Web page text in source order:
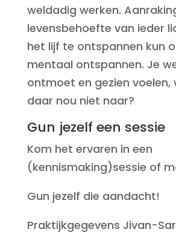
weldadig werken.
levensbehoefte van ieder
het lijf te ontspannen kun
mentaal ontspannen. Je
ontmoet en gezien voelen,
daar nou niet naar?
Gun jezelf een sessie
Kom het ervaren in een
(kennismaking)sessie of
Gun jezelf die aandacht!
Praktijkgegevens Jivan-